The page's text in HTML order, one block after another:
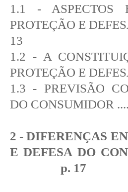
1.1 - ASPECTOS
PROTEÇÃO E
13
1.2 - A
PROTEÇÃO E
1.3 - PREVISÃO
DO CONSUMIDOR
2 - DIFERENÇAS
E DEFESA DO
p. 17